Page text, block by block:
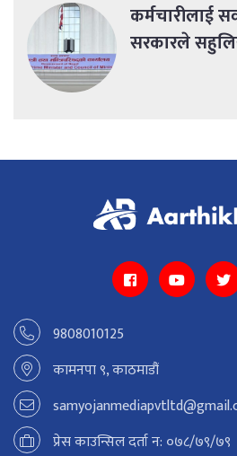
कर्मचारीलाई
सरकारले
9808010125
कामनपा ९, काठमाडौं
प्रेस काउन्सिल दर्ता न: ०७८/७९/७९